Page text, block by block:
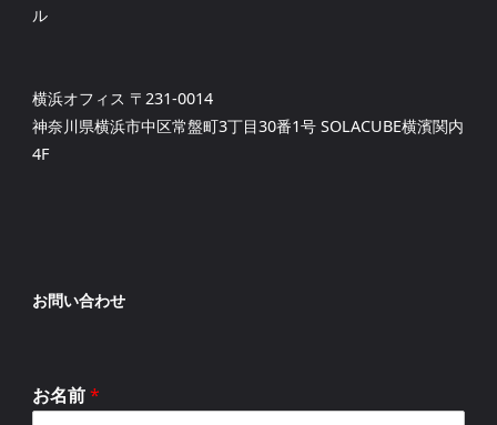
ル
横浜オフィス 〒231-0014
神奈川県横浜市中区常盤町3丁目30番1号 SOLACUBE横濱関内
4F
お問い合わせ
お名前*